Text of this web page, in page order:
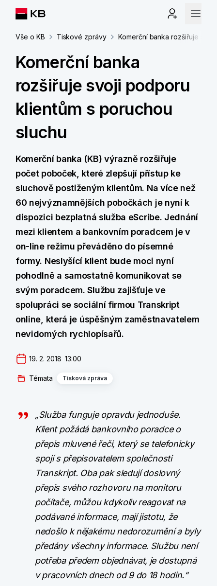
Vše o KB Tiskové zprávy Komerční banka rozšiřuje
Komerční banka
rozšiřuje svoji podporu
klientům s poruchou
sluchu
Komerční banka (KB) výrazně rozšiřuje
počet poboček, které zlepšují přístup ke
sluchově postiženým klientům. Na více než
60 nejvýznamnějších pobočkách je nyní k
dispozici bezplatná služba eScribe. Jednání
mezi klientem a bankovním poradcem je v
on-line režimu převáděno do písemné
formy. Neslyšící klient bude moci nyní
pohodlně a samostatně komunikovat se
svým poradcem. Službu zajišťuje ve
spolupráci se sociální firmou Transkript
online, která je úspěšným zaměstnavatelem
nevidomých rychlopísařů.
19. 2. 2018  13:00
Témata Tisková zpráva
„Služba funguje opravdu jednoduše.
Klient požádá bankovního poradce o
přepis mluvené řeči, který se telefonicky
spojí s přepisovatelem společnosti
Transkript. Oba pak sledují doslovný
přepis svého rozhovoru na monitoru
počítače, můžou kdykoliv reagovat na
podávané informace, mají jistotu, že
nedošlo k nějakému nedorozumění a byly
předány všechny informace. Službu není
potřeba předem objednávat, je dostupná
v pracovních dnech od 9 do 18 hodin.“